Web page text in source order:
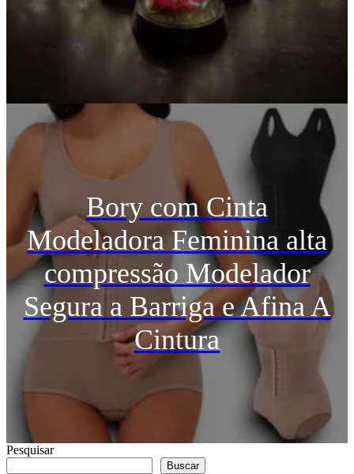
Bory com Cinta
Modeladora Feminina alta
compressão Modelador
Segura a Barriga e Afina A
Cintura
Pesquisar
Buscar